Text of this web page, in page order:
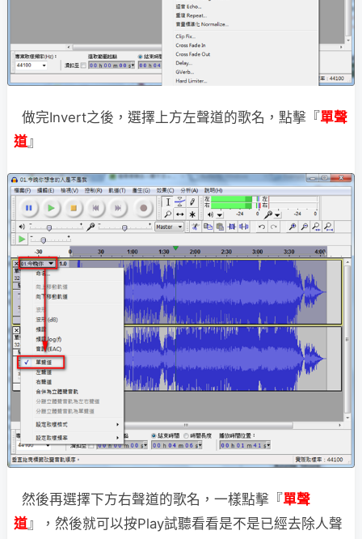
做完Invert之後，選擇上方左聲道的歌名，點擊『單聲
道』
然後再選擇下方右聲道的歌名，一樣點擊『單聲
道』，然後就可以按Play試聽看看是不是已經去除人聲